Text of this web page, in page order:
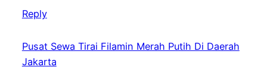
Reply
Pusat Sewa Tirai Filamin Merah Putih Di Daerah
Jakarta